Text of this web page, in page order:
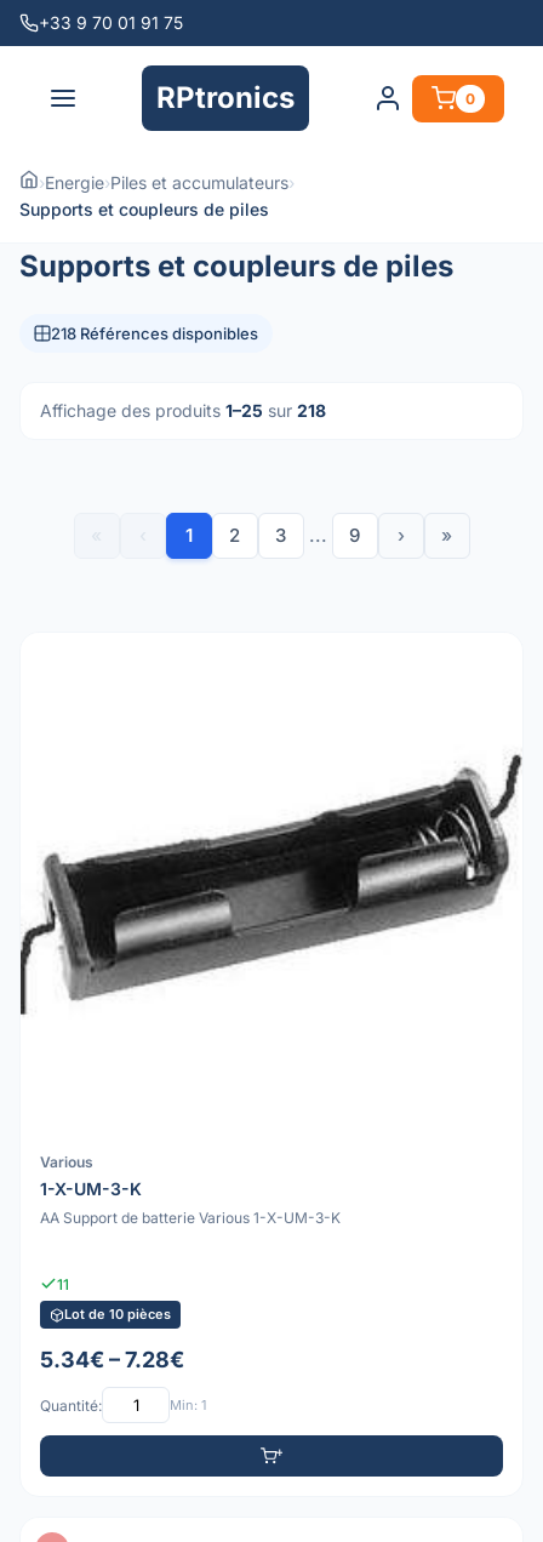
+33 9 70 01 91 75
RPtronics 0
›Energie›Piles et accumulateurs›
Supports et coupleurs de piles
Supports et coupleurs de piles
218 Références disponibles
Affichage des produits 1–25 sur 218
1 2 3 ... 9 › »
Various
1-X-UM-3-K
AA Support de batterie Various 1-X-UM-3-K
11
Lot de 10 pièces
5.34€ – 7.28€
Quantité: Min: 1